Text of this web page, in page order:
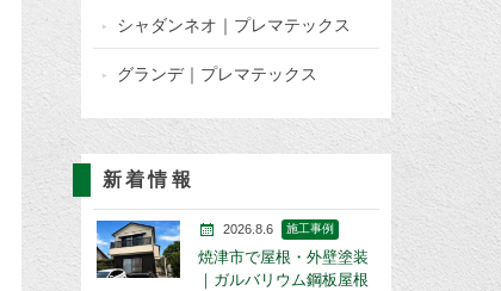
シャダンネオ｜プレマテックス
グランデ｜プレマテックス
新着情報
2026.8.6 施工事例
焼津市で屋根・外壁塗装
｜ガルバリウム鋼板屋根